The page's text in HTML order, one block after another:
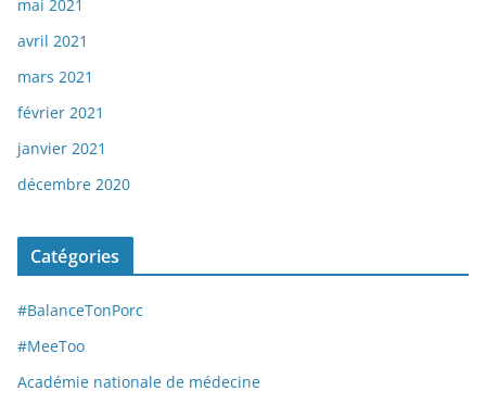
mai 2021
avril 2021
mars 2021
février 2021
janvier 2021
décembre 2020
Catégories
#BalanceTonPorc
#MeeToo
Académie nationale de médecine